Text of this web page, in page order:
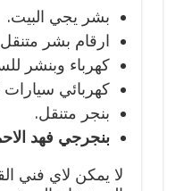
بشر يجي البيت.
ارقام بشر
كهرباء وبنشر
كهربائي سيارات
بنجر متنقل.
بنجرجي فهد
لا يمكن لاي فني